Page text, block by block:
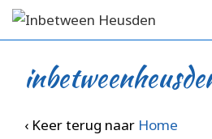
hoofdinhoud
‹ Keer terug naar Home